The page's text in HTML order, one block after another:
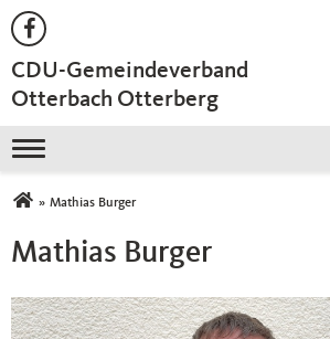
CDU-Gemeindeverband
Otterbach Otterberg
Toggle navigation
Sie sind hier
» Mathias Burger
Mathias Burger